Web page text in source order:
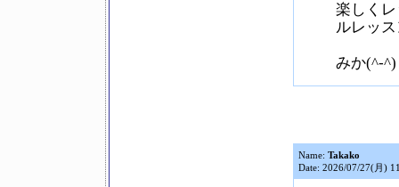
楽しく
ルレッ
みか(^-^)
Name: Takako
Date: 2026/07/27(月)